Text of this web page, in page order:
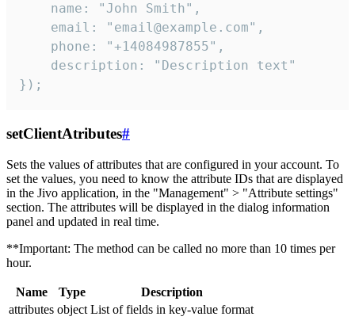
    name: "John Smith",
    email: "email@example.com",
    phone: "+14084987855",
    description: "Description text"
});
setClientAtributes#
Sets the values ​​of attributes that are configured in your account. To
set the values, you need to know the attribute IDs that are displayed
in the Jivo application, in the "Management" > "Attribute settings"
section. The attributes will be displayed in the dialog information
panel and updated in real time.
**Important: The method can be called no more than 10 times per
hour.
Name Type
Description
attributes object List of fields in key-value format